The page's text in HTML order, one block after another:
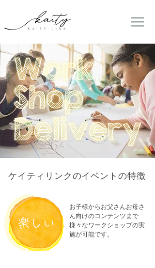
ケイティリンクのイベントの特徴
楽しい
お子様からお父さんお母さ
ん向けのコンテンツまで
様々なワークショップの実
施が可能です。